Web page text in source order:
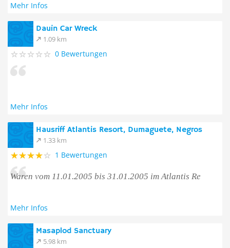
Mehr Infos
Dauin Car Wreck
1.09 km
0 Bewertungen
Mehr Infos
Hausriff Atlantis Resort, Dumaguete, Negros
1.33 km
1 Bewertungen
Waren vom 11.01.2005 bis 31.01.2005 im Atlantis Re
Mehr Infos
Masaplod Sanctuary
5.98 km